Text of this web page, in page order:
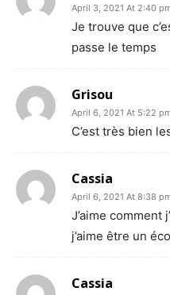
April 3, 2021 At 2:40
Je trouve que
passe le temps
Grisou
April 6, 2021 At 5:22
C’est très bien
Cassia
April 6, 2021 At 8:38
J’aime comment
j’aime être un
Cassia